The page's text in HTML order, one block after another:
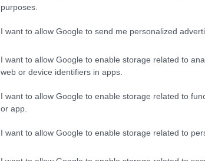
purposes.
I want to allow Google to send me personalized
I want to allow Google to enable storage related to
web or device identifiers in apps.
I want to allow Google to enable storage related to
or app.
I want to allow Google to enable storage related to